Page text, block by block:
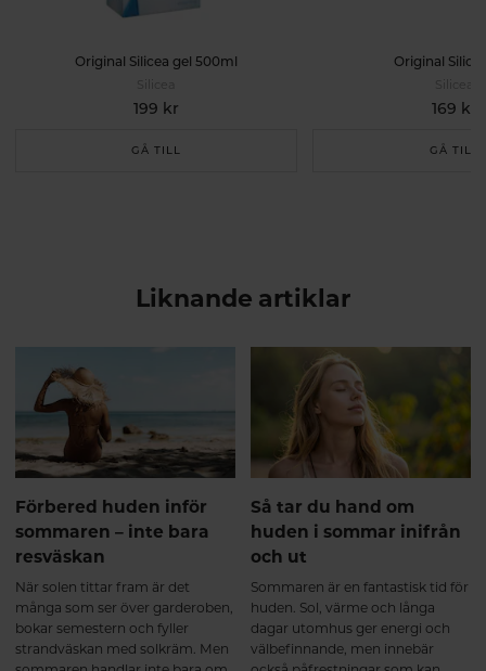
Original Silicea gel 500ml
199 kr
GÅ TILL
Original
169 kr
GÅ TILL
Liknande artiklar
Förbered huden inför
sommaren – inte bara
resväskan
När solen tittar fram är det
många som ser över garderoben,
bokar semestern och fyller
strandväskan med solkräm. Men
Så tar du hand om
huden i sommar inifrån
och ut
Sommaren är en fantastisk tid för
huden. Sol, värme och långa
dagar utomhus ger energi och
välbefinnande, men innebär